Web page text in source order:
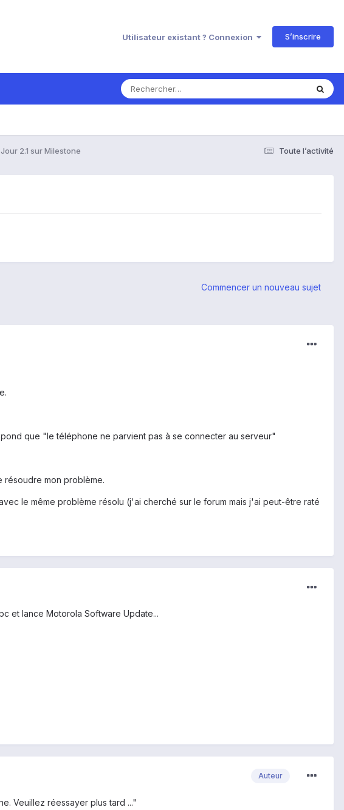
Utilisateur existant ? Connexion S’inscrire
Toute l’activité
2.1 sur Milestone
Commencer un nouveau sujet
que "le téléphone ne parvient pas à se connecter au serveur"
résoudre mon problème.
le même problème résolu (j'ai cherché sur le forum mais j'ai peut-être raté
et lance Motorola Software Update...
Auteur
Veuillez réessayer plus tard ..."